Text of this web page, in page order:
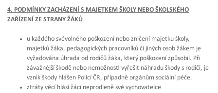
4. PODMÍNKY ZACHÁZENÍ S MAJETKEM ŠKOLY NEBO ŠKOLSKÉHO
ZAŘÍZENÍ ZE STRANY ŽÁKŮ
u každého svévolného poškození nebo zničení majetku školy,
majetků žáka, pedagogických pracovníků či jiných osob žákem je
vyžadována úhrada od rodičů žáka, který poškození způsobil. Při
závažnější škodě nebo nemožnosti vyřešit náhradu škody s rodiči, je
vznik škody hlášen Policí ČR, případně orgánům sociální péče.
ztráty věcí hlásí žáci neprodleně své vychovatelce